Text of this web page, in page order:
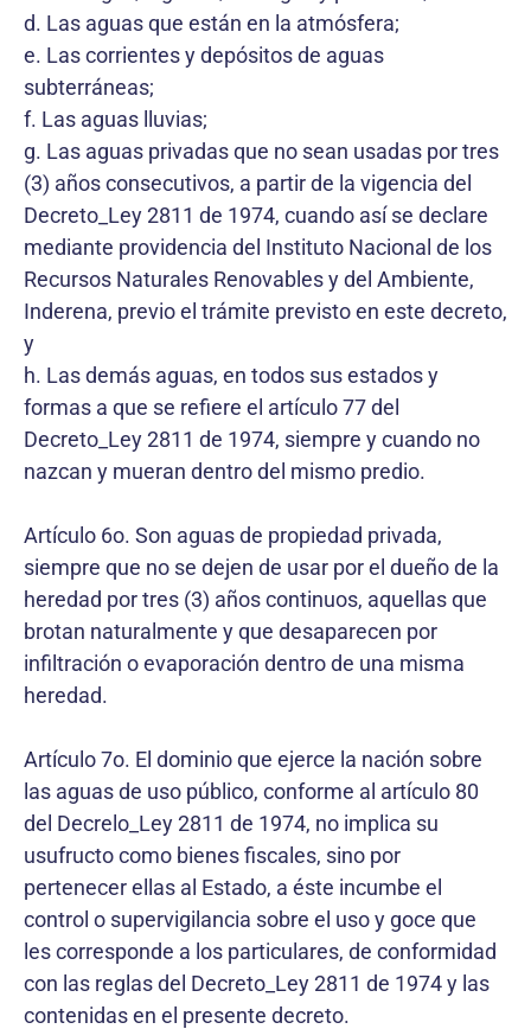
d. Las aguas que están en la atmósfera;
e. Las corrientes y depósitos de aguas
subterráneas;
f. Las aguas lluvias;
g. Las aguas privadas que no sean usadas por tres
(3) años consecutivos, a partir de la vigencia del
Decreto_Ley 2811 de 1974, cuando así se declare
mediante providencia del Instituto Nacional de los
Recursos Naturales Renovables y del Ambiente,
Inderena, previo el trámite previsto en este decreto,
y
h. Las demás aguas, en todos sus estados y
formas a que se refiere el artículo 77 del
Decreto_Ley 2811 de 1974, siempre y cuando no
nazcan y mueran dentro del mismo predio.
Artículo 6o. Son aguas de propiedad privada,
siempre que no se dejen de usar por el dueño de la
heredad por tres (3) años continuos, aquellas que
brotan naturalmente y que desaparecen por
infiltración o evaporación dentro de una misma
heredad.
Artículo 7o. El dominio que ejerce la nación sobre
las aguas de uso público, conforme al artículo 80
del Decrelo_Ley 2811 de 1974, no implica su
usufructo como bienes fiscales, sino por
pertenecer ellas al Estado, a éste incumbe el
control o supervigilancia sobre el uso y goce que
les corresponde a los particulares, de conformidad
con las reglas del Decreto_Ley 2811 de 1974 y las
contenidas en el presente decreto.